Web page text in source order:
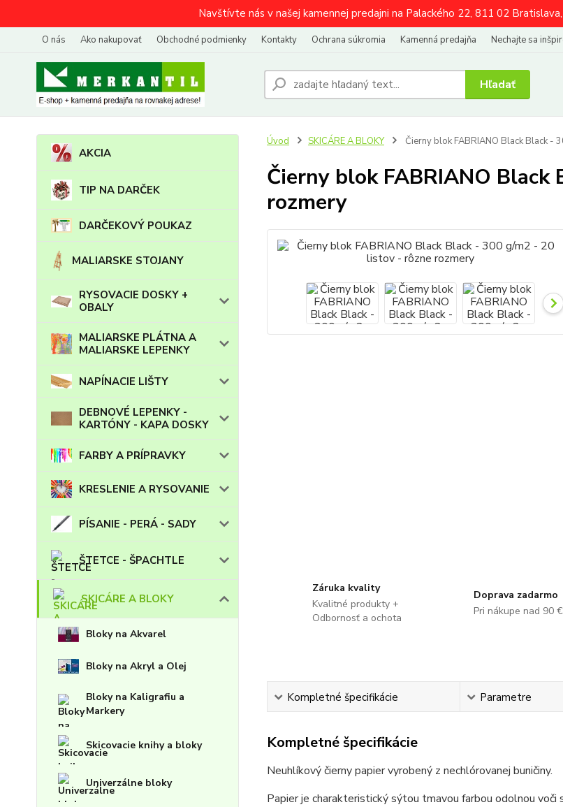
Navštívte nás v našej kamennej predajni na Palackého 22, 811 02
O nás Ako nakupovať Obchodné podmienky Kontakty Ochrana súkromia Kamenná predajňa Nechajte sa
Hľadať
AKCIA
TIP NA DARČEK
DARČEKOVÝ POUKAZ
MALIARSKE STOJANY
RYSOVACIE DOSKY +
OBALY
MALIARSKE PLÁTNA A
MALIARSKE LEPENKY
NAPÍNACIE LIŠTY
DEBNOVÉ LEPENKY -
KARTÓNY - KAPA DOSKY
FARBY A PRÍPRAVKY
KRESLENIE A RYSOVANIE
PÍSANIE - PERÁ - SADY
ŠTETCE - ŠPACHTLE
SKICÁRE A BLOKY
Bloky na Akvarel
Bloky na Akryl a Olej
Bloky na Kaligrafiu a
Markery
Skicovacie knihy a bloky
Univerzálne bloky
Úvod SKICÁRE A BLOKY Čierny blok FABRIANO Black Black
Čierny blok FABRIANO
rozmery
Záruka kvality
Kvalitné produkty +
Odbornosť a ochota
Doprava zadarmo
Pri nákupe nad 90 €
Kompletné špecifikácie Parametre
Kompletné špecifikácie
Neuhlíkový čierny papier vyrobený z nechlórovanej buničiny.
Papier je charakteristický sýtou tmavou farbou odolnou voči